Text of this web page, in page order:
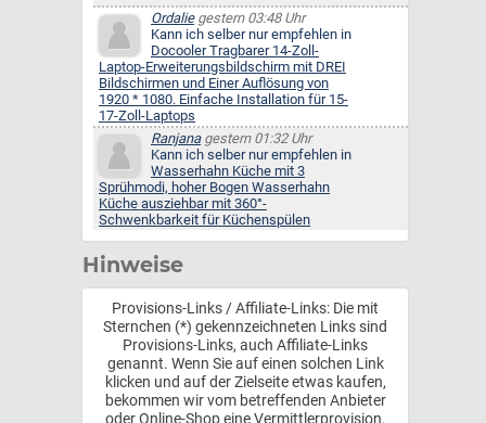
Ordaliegestern 03:48 Uhr
Kann ich selber nur empfehlen in
Docooler Tragbarer 14-Zoll-
Laptop-Erweiterungsbildschirm mit DREI
Bildschirmen und Einer Auflösung von
1920 * 1080. Einfache Installation für 15-
17-Zoll-Laptops
Ranjanagestern 01:32 Uhr
Kann ich selber nur empfehlen in
Wasserhahn Küche mit 3
Sprühmodi, hoher Bogen Wasserhahn
Küche ausziehbar mit 360°-
Schwenkbarkeit für Küchenspülen
Hinweise
Provisions-Links / Affiliate-Links: Die mit
Sternchen (*) gekennzeichneten Links sind
Provisions-Links, auch Affiliate-Links
genannt. Wenn Sie auf einen solchen Link
klicken und auf der Zielseite etwas kaufen,
bekommen wir vom betreffenden Anbieter